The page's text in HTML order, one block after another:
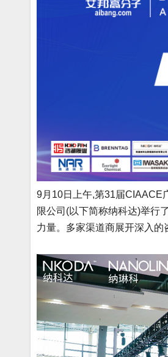
9月10日上午,第31届CIAACE
限公司(以下简称纳科达)举行
力量。多家渠道商展开深入的